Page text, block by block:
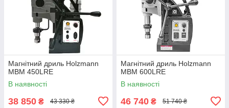
Магнітний дриль Holzmann
MBM 450LRE
В наявності
38 850 ₴ 43 330 ₴
Магнітний дриль Holzmann
MBM 600LRE
В наявності
46 740 ₴ 51 740 ₴